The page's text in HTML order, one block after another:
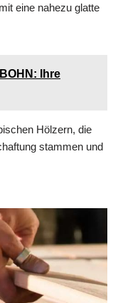
eine nahezu glatte
Ihre
Hölzern, die
stammen und